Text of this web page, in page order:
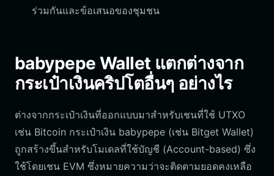
ร่วมกันและข้อเสนอของชุมชน
babypepe Wallet แตกต่างจาก
กระเป๋าเงินคริปโตอื่นๆ อย่างไร
ต่างจากกระเป๋าเงินที่ออกแบบมาสำหรับเชนที่ใช้ UTXO
เช่น Bitcoin กระเป๋าเงิน babypepe (เช่น Bitget Wallet)
ถูกสร้างขึ้นสำหรับโมเดลที่ใช้บัญชี (Account-based) ซึ่ง
ใช้โดยเชน EVM ซึ่งหมายความว่าจะติดตามยอดคงเหลือ